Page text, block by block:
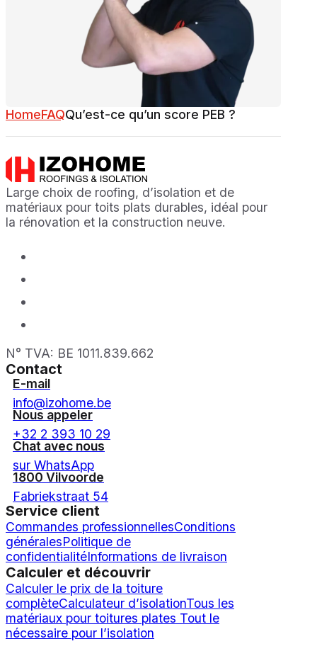
HomeFAQQu’est-ce qu’un score PEB ?
Large choix de roofing, d’isolation et de
matériaux pour toits plats durables, idéal pour
la rénovation et la construction neuve.
N° TVA: BE 1011.839.662
Contact
E-mail
info@izohome.be
Nous appeler
+32 2 393 10 29
Chat avec nous
sur WhatsApp
1800 Vilvoorde
Fabriekstraat 54
Service client
Commandes professionnellesConditions
généralesPolitique de
confidentialitéInformations de livraison
Calculer et découvrir
Calculer le prix de la toiture
complèteCalculateur d’isolationTous les
matériaux pour toitures plates Tout le
nécessaire pour l’isolation